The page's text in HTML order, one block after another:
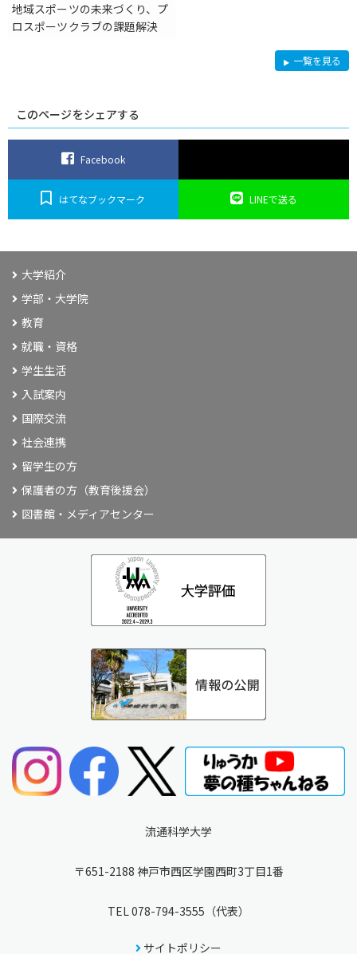
地域スポーツの未来づくり、プ
ロスポーツクラブの課題解決
社
会
一覧を見る
このページをシェアする
Facebook
はてなブックマーク LINEで送る
大学紹介
学部・大学院
教育
就職・資格
学生生活
入試案内
国際交流
社会連携
留学生の方
保護者の方（教育後援会）
図書館・メディアセンター
流通科学大学
〒651-2188 神戸市西区学園西町3丁目1番
TEL078-794-3555 （代表）
サイトポリシー